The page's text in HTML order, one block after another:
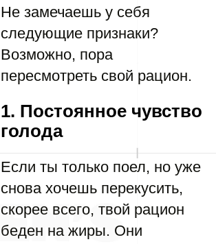
Не замечаешь у себя
следующие признаки?
Возможно, пора
пересмотреть свой рацион.
1. Постоянное чувство
голода
Если ты только поел, но уже
снова хочешь перекусить,
скорее всего, твой рацион
беден на жиры. Они